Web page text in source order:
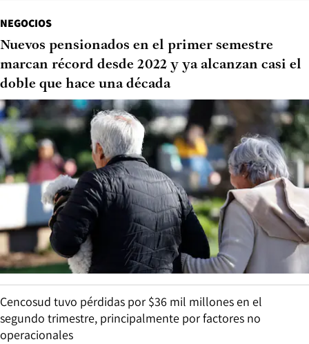
NEGOCIOS
Nuevos pensionados en el primer semestre
marcan récord desde 2022 y ya alcanzan casi el
doble que hace una década
Cencosud tuvo pérdidas por $36 mil millones en el
segundo trimestre, principalmente por factores no
operacionales